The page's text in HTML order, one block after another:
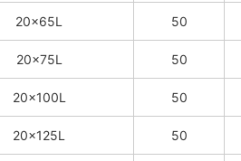
20×65L 50
20×75L 50
20×100L 50
20×125L 50